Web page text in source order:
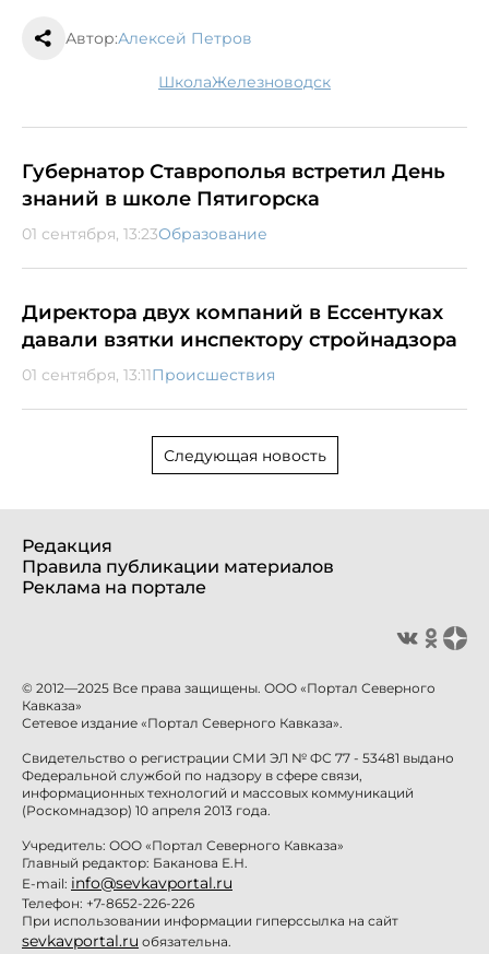
Автор:Алексей Петров
школа Железноводск
Губернатор Ставрополья встретил День
знаний в школе Пятигорска
01 сентября, 13:23Образование
Директора двух компаний в Ессентуках
давали взятки инспектору стройнадзора
01 сентября, 13:11Происшествия
Следующая новость
Редакция
Правила публикации материалов
Реклама на портале
© 2012—2025 Все права защищены. ООО «Портал Северного
Кавказа»
Сетевое издание «Портал Северного Кавказа».
Свидетельство о регистрации СМИ ЭЛ № ФС 77 - 53481 выдано
Федеральной службой по надзору в сфере связи,
информационных технологий и массовых коммуникаций
(Роскомнадзор) 10 апреля 2013 года.
Учредитель: ООО «Портал Северного Кавказа»
Главный редактор: Баканова Е.Н.
E-mail: info@sevkavportal.ru
Телефон: +7-8652-226-226
При использовании информации гиперссылка на сайт
sevkavportal.ru обязательна.